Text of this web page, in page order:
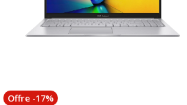
Offre -17%